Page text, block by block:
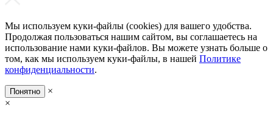
Мы используем куки-файлы (cookies) для вашего удобства.
Продолжая пользоваться нашим сайтом, вы соглашаетесь на
использование нами куки-файлов. Вы можете узнать больше о
том, как мы используем куки-файлы, в нашей Политике
конфиденциальности.
Понятно
×
×